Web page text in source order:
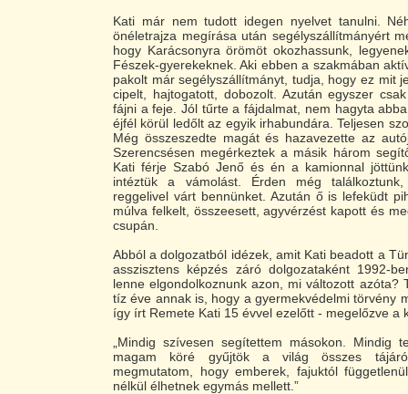
Kati már nem tudott idegen nyelvet tanulni.
önéletrajza megírása után segélyszállítmányért
hogy Karácsonyra örömöt okozhassunk,
Fészek-gyerekeknek. Aki ebben a szakmában
pakolt már segélyszállítmányt, tudja, hogy ez mit
cipelt, hajtogatott, dobozolt. Azután egyszer
fájni a feje. Jól tűrte a fájdalmat, nem hagyta
éjfél körül ledőlt az egyik irhabundára. Teljesen
Még összeszedte magát és hazavezette az
Szerencsésen megérkeztek a másik három
Kati férje Szabó Jenő és én a kamionnal
intéztük a vámolást. Érden még
reggelivel várt bennünket. Azután ő is lefeküdt
múlva felkelt, összeesett, agyvérzést kapott és
csupán.
Abból a dolgozatból idézek, amit Kati beadott a
asszisztens képzés záró dolgozataként 1992-
lenne elgondolkoznunk azon, mi változott azóta?
tíz éve annak is, hogy a gyermekvédelmi törvény
így írt Remete Kati 15 évvel ezelőtt - megelőzve a
„Mindig szívesen segítettem másokon. Mindig
magam köré gyűjtök a világ összes
megmutatom, hogy emberek, fajuktól
nélkül élhetnek egymás mellett.”